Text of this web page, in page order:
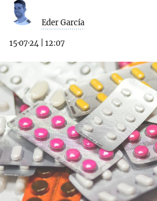
Eder García
15·07·24 12:07